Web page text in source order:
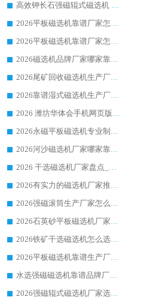
高效钾长石强磁辊式磁选机 华体会手机网页版-华体会(中国) 专业制造品质值得信赖
2026平板磁选机靠谱厂家怎么选？华体会手机网页版-华体会(中国) 凭硬实力甄选合作品牌
2026平板磁选机靠谱厂家怎么选？华体会手机网页版-华体会(中国) 凭硬实力甄选合作品牌
2026磁选机品牌厂家哪家靠谱?行业优选华体会手机网页版-华体会(中国) 实力出众
2026尾矿回收磁选机生产厂家哪家好_行业推荐华体会手机网页版-华体会(中国)
2026靠谱湿式磁选机生产厂家推荐 华体会手机网页版-华体会(中国) 技术与实力兼具
2026 潍坊华体会手机网页版-华体会(中国) _矿用 RCT永磁滚筒提纯设备 厂家实力与应用优势全解析
2026永磁平板磁选机专业制造 华体会手机网页版-华体会(中国) 靠谱生产厂家
2026河沙磁选机厂家哪家靠谱?华体会手机网页版-华体会(中国) 优质河沙磁选机厂家推荐
2026 干选磁选机厂家盘点_华体会手机网页版-华体会(中国) 靠谱品牌选型指南
2026有实力的磁选机厂家推荐_华体会手机网页版-华体会(中国) _行业标杆与优质厂商盘点
2026强磁滚筒生产厂家怎么选?行业口碑推荐华体会手机网页版-华体会(中国)
2026石英砂平板磁选机厂家推荐 华体会手机网页版-华体会(中国) 技术实力备受行业认可
2026铁矿干选磁选机怎么选?源头厂家华体会手机网页版-华体会(中国) ，用实力说话
2026平板磁选机靠谱生产厂家怎么选?行业标杆华体会手机网页版-华体会(中国) ，凭硬实力脱颖而出
水选强磁磁选机靠谱品牌厂家推荐：华体会手机网页版-华体会(中国) ，技术实力与口碑双在线
2026强磁辊式磁选机厂家选购技巧_认准华体会手机网页版-华体会(中国) 生产厂家